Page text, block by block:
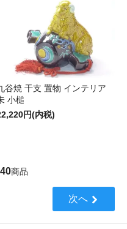
谷焼 干支 置物 インテリア
小槌
円(内税)
40商品
次へ